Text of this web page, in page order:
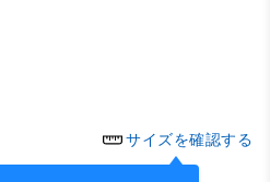
サイズを確認する